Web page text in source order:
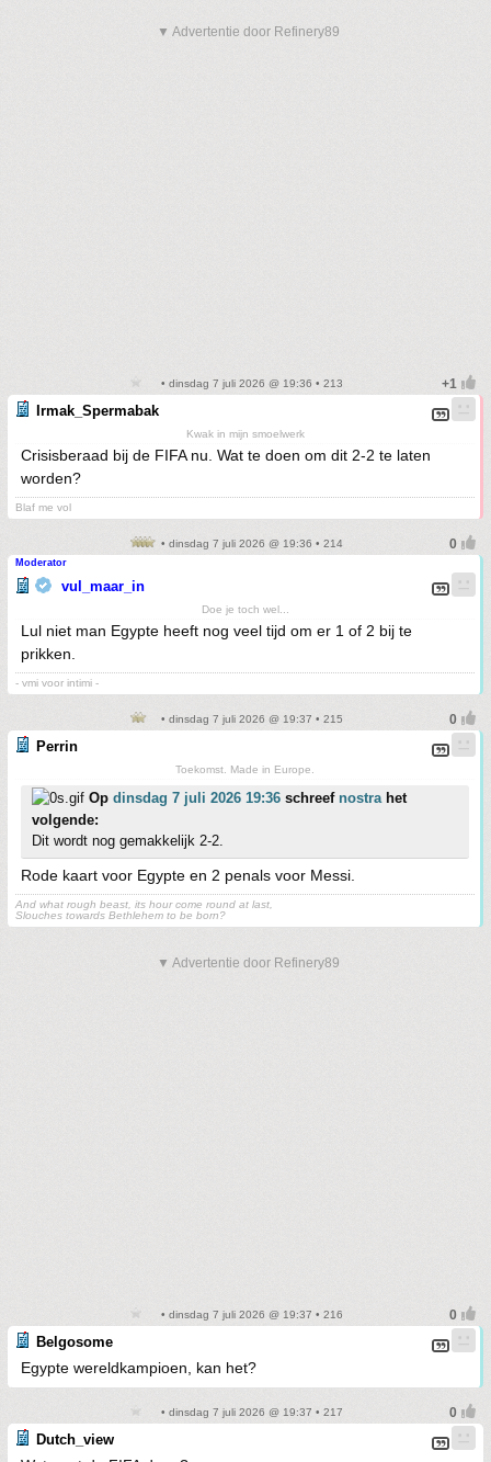
▼ Advertentie door Refinery89
• dinsdag 7 juli 2026 @ 19:36 • 213
Irmak_Spermabak
Kwak in mijn smoelwerk
Crisisberaad bij de FIFA nu. Wat te doen om dit 2-2 te laten
worden?
Blaf me vol
• dinsdag 7 juli 2026 @ 19:36 • 214
Moderator
vul_maar_in
Doe je toch wel...
Lul niet man Egypte heeft nog veel tijd om er 1 of 2 bij te
prikken.
- vmi voor intimi -
• dinsdag 7 juli 2026 @ 19:37 • 215
Perrin
Toekomst. Made in Europe.
Op dinsdag 7 juli 2026 19:36 schreef nostrahet
volgende:
Dit wordt nog gemakkelijk 2-2.
Rode kaart voor Egypte en 2 penals voor Messi.
And what rough beast, its hour come round at last,
Slouches towards Bethlehem to be born?
▼ Advertentie door Refinery89
• dinsdag 7 juli 2026 @ 19:37 • 216
Belgosome
Egypte wereldkampioen, kan het?
• dinsdag 7 juli 2026 @ 19:37 • 217
Dutch_view